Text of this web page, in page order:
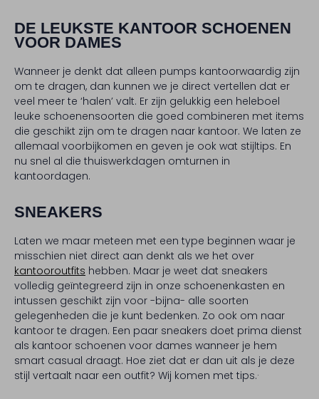
DE LEUKSTE KANTOOR SCHOENEN
VOOR DAMES
Wanneer je denkt dat alleen pumps kantoorwaardig zijn
om te dragen, dan kunnen we je direct vertellen dat er
veel meer te ‘halen’ valt. Er zijn gelukkig een heleboel
leuke schoenensoorten die goed combineren met items
die geschikt zijn om te dragen naar kantoor. We laten ze
allemaal voorbijkomen en geven je ook wat stijltips. En
nu snel al die thuiswerkdagen omturnen in
kantoordagen.
SNEAKERS
Laten we maar meteen met een type beginnen waar je
misschien niet direct aan denkt als we het over
kantooroutfits hebben. Maar je weet dat sneakers
volledig geïntegreerd zijn in onze schoenenkasten en
intussen geschikt zijn voor -bijna- alle soorten
gelegenheden die je kunt bedenken. Zo ook om naar
kantoor te dragen. Een paar sneakers doet prima dienst
als kantoor schoenen voor dames wanneer je hem
smart casual draagt. Hoe ziet dat er dan uit als je deze
stijl vertaalt naar een outfit? Wij komen met tips.·